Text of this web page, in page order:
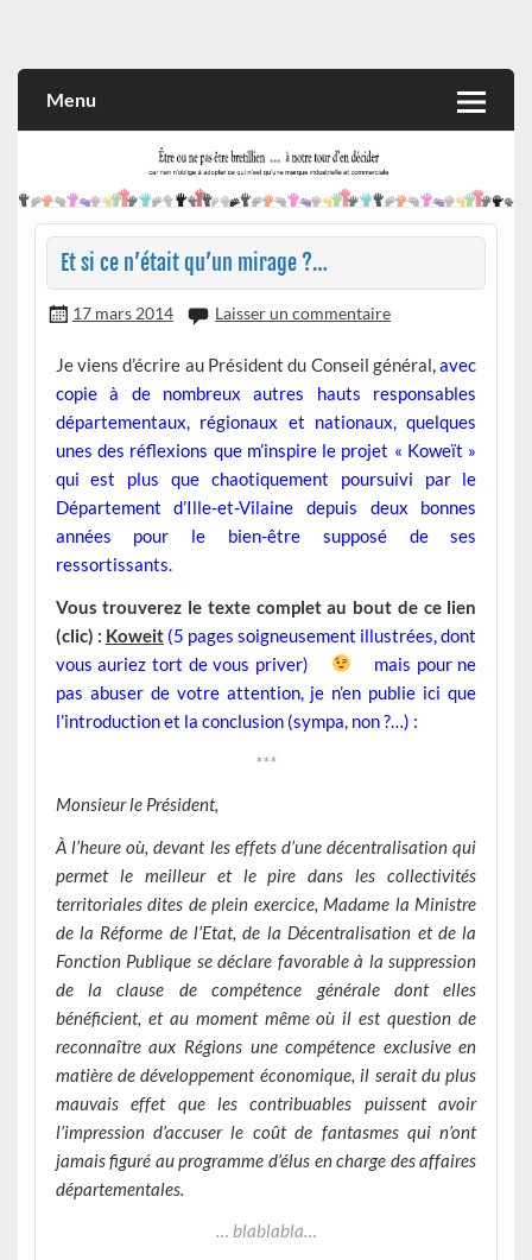
et commerciale
Menu
Et si ce n’était qu’un mirage ?…
17 mars 2014 Laisser un commentaire
Je viens d’écrire au Président du Conseil général, avec
copie à de nombreux autres hauts responsables
départementaux, régionaux et nationaux, quelques
unes des réflexions que m’inspire le projet « Koweït »
qui est plus que chaotiquement poursuivi par le
Département d’Ille-et-Vilaine depuis deux bonnes
années pour le bien-être supposé de ses
ressortissants.
Vous trouverez le texte complet au bout de ce lien
(clic) : Koweit(5 pages soigneusement illustrées, dont
vous auriez tort de vous priver) mais pour ne
pas abuser de votre attention, je n’en publie ici que
l’introduction et la conclusion (sympa, non ?…) :
***
Monsieur le Président,
À l’heure où, devant les effets d’une décentralisation qui
permet le meilleur et le pire dans les collectivités
territoriales dites de plein exercice, Madame la Ministre
de la Réforme de l’Etat, de la Décentralisation et de la
Fonction Publique se déclare favorable à la suppression
de la clause de compétence générale dont elles
bénéficient, et au moment même où il est question de
reconnaître aux Régions une compétence exclusive en
matière de développement économique, il serait du plus
mauvais effet que les contribuables puissent avoir
l’impression d’accuser le coût de fantasmes qui n’ont
jamais figuré au programme d’élus en charge des affaires
départementales.
… blablabla…